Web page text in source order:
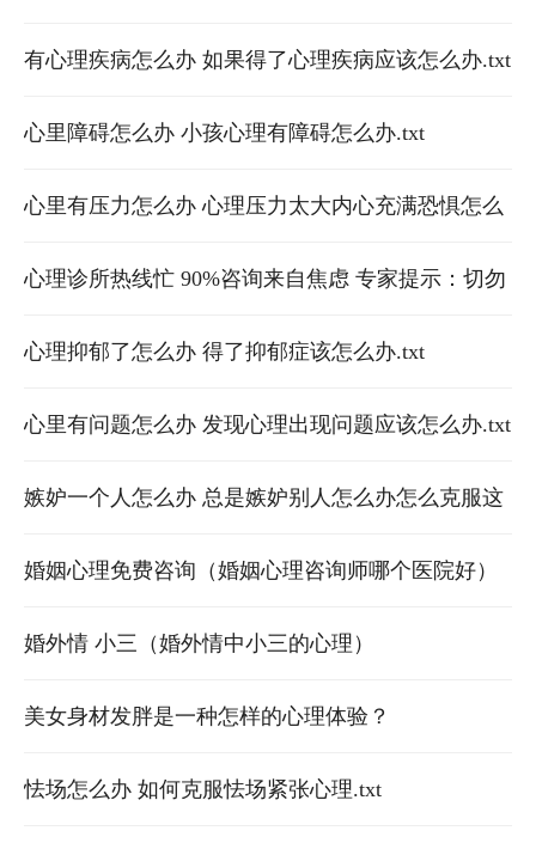
有心理疾病怎么办 如果得了心理疾病应该怎么办.txt
心里障碍怎么办 小孩心理有障碍怎么办.txt
心里有压力怎么办 心理压力太大内心充满恐惧怎么
办.txt
心理诊所热线忙 90%咨询来自焦虑 专家提示：切勿
自行停用精神科药物
心理抑郁了怎么办 得了抑郁症该怎么办.txt
心里有问题怎么办 发现心理出现问题应该怎么办.txt
嫉妒一个人怎么办 总是嫉妒别人怎么办怎么克服这
心理.txt
婚姻心理免费咨询（婚姻心理咨询师哪个医院好）
婚外情 小三（婚外情中小三的心理）
美女身材发胖是一种怎样的心理体验？
怯场怎么办 如何克服怯场紧张心理.txt